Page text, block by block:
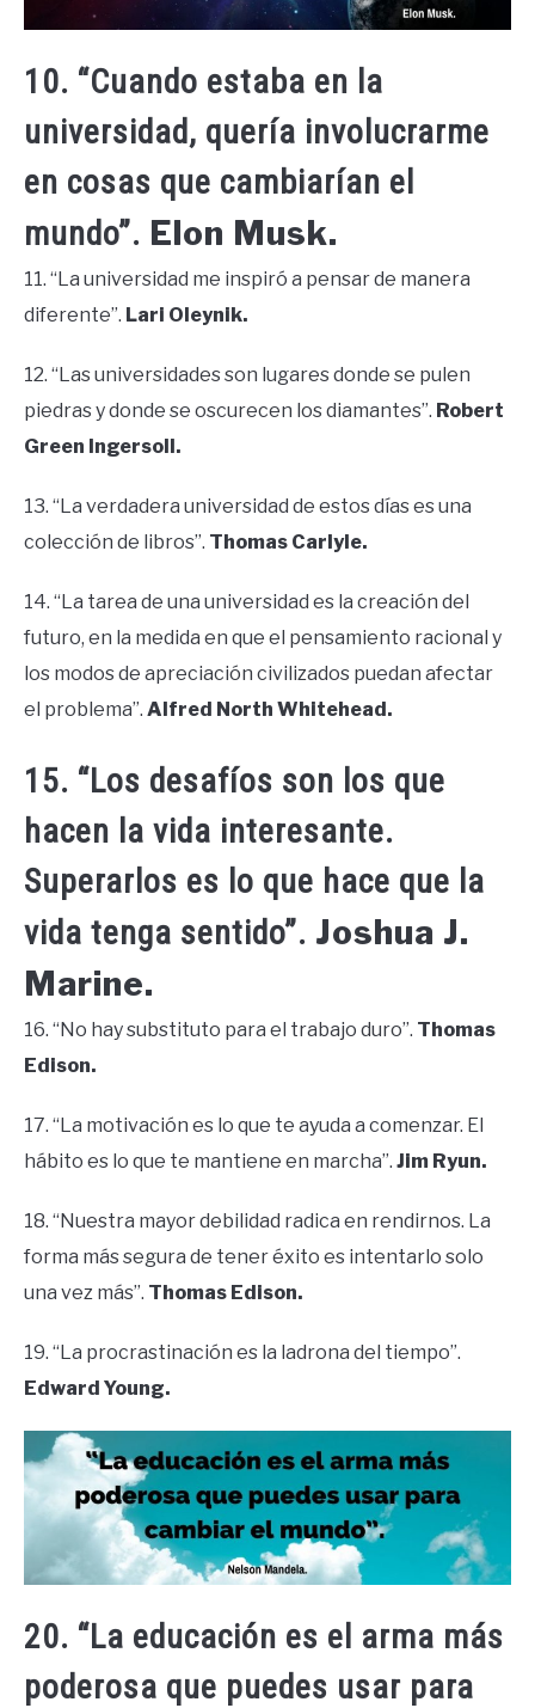
10. “Cuando estaba en la
universidad, quería involucrarme
en cosas que cambiarían el
mundo”. Elon Musk.
11. “La universidad me inspiró a pensar de manera
diferente”. Lari Oleynik.
12. “Las universidades son lugares donde se pulen
piedras y donde se oscurecen los diamantes”. Robert
Green Ingersoll.
13. “La verdadera universidad de estos días es una
colección de libros”. Thomas Carlyle.
14. “La tarea de una universidad es la creación del
futuro, en la medida en que el pensamiento racional y
los modos de apreciación civilizados puedan afectar
el problema”. Alfred North Whitehead.
15. “Los desafíos son los que
hacen la vida interesante.
Superarlos es lo que hace que la
vida tenga sentido”. Joshua J.
Marine.
16. “No hay substituto para el trabajo duro”. Thomas
Edison.
17. “La motivación es lo que te ayuda a comenzar. El
hábito es lo que te mantiene en marcha”. Jim Ryun.
18. “Nuestra mayor debilidad radica en rendirnos. La
forma más segura de tener éxito es intentarlo solo
una vez más”. Thomas Edison.
19. “La procrastinación es la ladrona del tiempo”.
Edward Young.
20. “La educación es el arma más
poderosa que puedes usar para